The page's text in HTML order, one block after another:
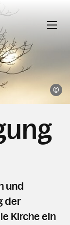
und
der
Kirche ein